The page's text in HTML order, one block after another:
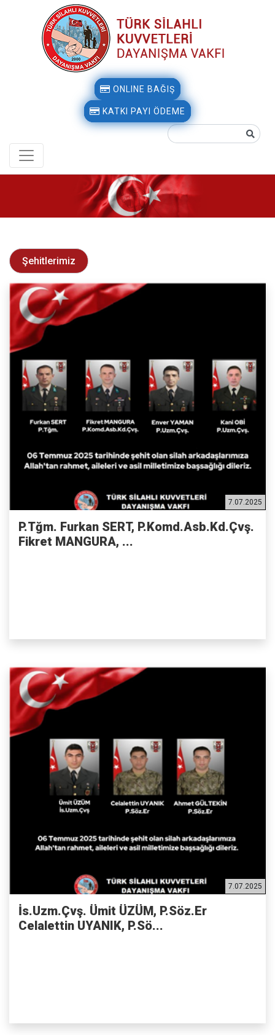
ONLINE BAĞIŞ
KATKI PAYI ÖDEME
Şehitlerimiz
7.07.2025
P.Tğm. Furkan SERT, P.Komd.Asb.Kd.Çvş.
Fikret MANGURA, ...
7.07.2025
İs.Uzm.Çvş. Ümit ÜZÜM, P.Söz.Er
Celalettin UYANIK, P.Sö...